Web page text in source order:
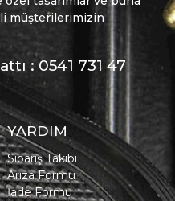
müşterilerimizin
: 0541 731 47
YARDIM
Sipariş Takibi
Arıza Formu
İade Formu